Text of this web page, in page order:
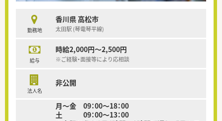
勤務地
香川県 高松市
太田駅 (琴電琴平線)
給与
時給2,000円～2,500円
※ご経験・面接等により応相談
法人名
非公開
月～金 09：00～18：00
土 09：00～13：00